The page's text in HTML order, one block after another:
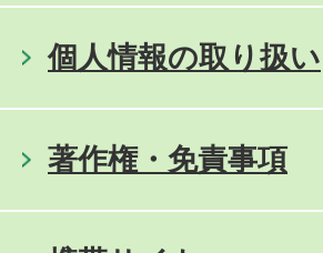
個人情報の取り扱い
著作権・免責事項